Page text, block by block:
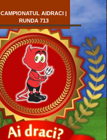
CAMPIONATUL AIDRACI |
RUNDA 713